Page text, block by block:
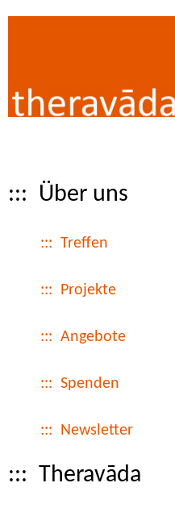
::: Über uns
::: Treffen
::: Projekte
::: Angebote
::: Spenden
::: Newsletter
::: Theravāda